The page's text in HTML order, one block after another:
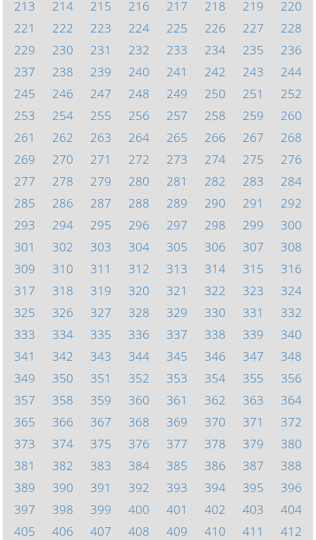
213 214 215 216 217 218 219
220
221
222 223 224 225 226 227
228
229
230 231 232 233 234 235
236
237
238 239 240 241 242 243
244
245
246 247 248 249 250 251
252
253
254 255 256 257 258 259
260
261
262 263 264 265 266 267
268
269
270 271 272 273 274 275
276
277
278 279 280 281 282 283
284
285
286 287 288 289 290 291
292
293
294 295 296 297 298 299
300
301
302 303 304 305 306 307
308
309
310 311 312 313 314 315
316
317
318 319 320 321 322 323
324
325
326 327 328 329 330 331
332
333
334 335 336 337 338 339
340
341
342 343 344 345 346 347
348
349
350 351 352 353 354 355
356
357
358 359 360 361 362 363
364
365
366 367 368 369 370 371
372
373
374 375 376 377 378 379
380
381
382 383 384 385 386 387
388
389
390 391 392 393 394 395
396
397
398 399 400 401 402 403
404
405
406 407 408 409 410 411
412